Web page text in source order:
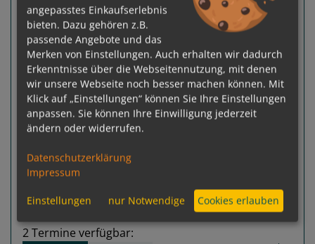
Sydney - Sydney
Previous
2Termine verfügbar:
angepasstes Einkaufserlebnis
bieten. Dazu gehören z.B.
passende Angebote und das
Merken von Einstellungen. Auch erhalten wir dadurch
Erkenntnisse über die Webseitennutzung, mit denen
wir unsere Webseite noch besser machen können. Mit
Klick auf „Einstellungen“ können Sie Ihre Einstellungen
anpassen. Sie können Ihre Einwilligung jederzeit
ändern oder widerrufen.
Datenschutzerklärung
Impressum
Einstellungen nur Notwendige Cookies erlauben